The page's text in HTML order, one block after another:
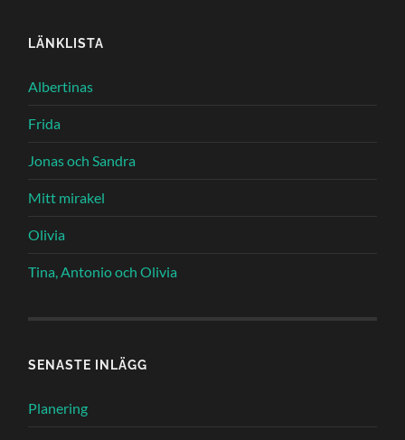
LÄNKLISTA
Albertinas
Frida
Jonas och Sandra
Mitt mirakel
Olivia
Tina, Antonio och Olivia
SENASTE INLÄGG
Planering